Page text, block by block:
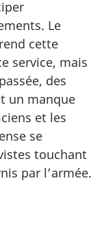
Le
cette
service, mais
des
un manque
et les
se
touchant
par l’armée.